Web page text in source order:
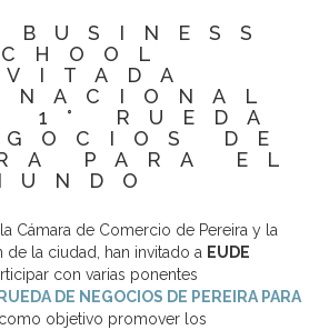
BUSINESS
1° RUEDA
DE
PARA EL
Cámara de Comercio de Pereira y la
la ciudad, han invitado a EUDE
con varias ponentes
DE NEGOCIOS DE PEREIRA PARA
objetivo promover los